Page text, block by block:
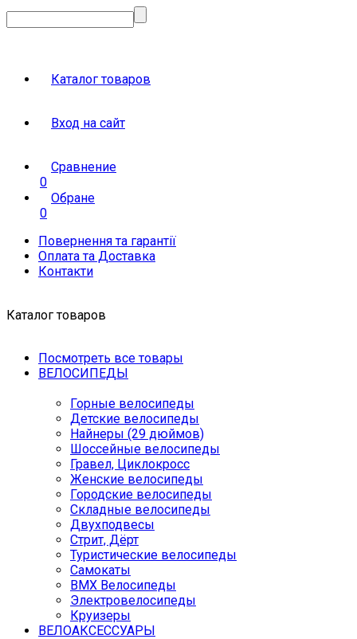
Каталог товаров
Вход на сайт
Сравнение
0
Обране
0
Повернення та гарантії
Оплата та Доставка
Контакти
Каталог товаров
Посмотреть все товары
ВЕЛОСИПЕДЫ
Горные велосипеды
Детские велосипеды
Найнеры (29 дюймов)
Шоссейные велосипеды
Гравел, Циклокросс
Женские велосипеды
Городcкие велосипеды
Складные велосипеды
Двухподвесы
Стрит, Дёрт
Туристические велосипеды
Самокаты
BMX Велосипеды
Электровелосипеды
Круизеры
ВЕЛОАКСЕССУАРЫ